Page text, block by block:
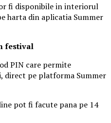
fi disponibile in interiorul
harta din aplicatia Summer
festival
PIN care permite
direct pe platforma Summer
pot fi facute pana pe 14